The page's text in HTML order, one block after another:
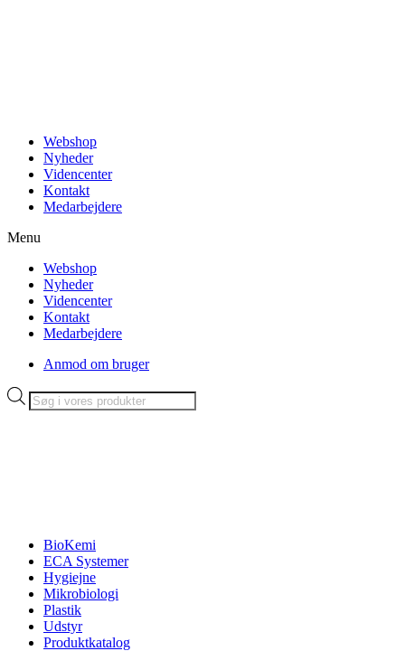
Webshop
Nyheder
Videncenter
Kontakt
Medarbejdere
Menu
Webshop
Nyheder
Videncenter
Kontakt
Medarbejdere
Anmod om bruger
Products
search
BioKemi
ECA Systemer
Hygiejne
Mikrobiologi
Plastik
Udstyr
Produktkatalog